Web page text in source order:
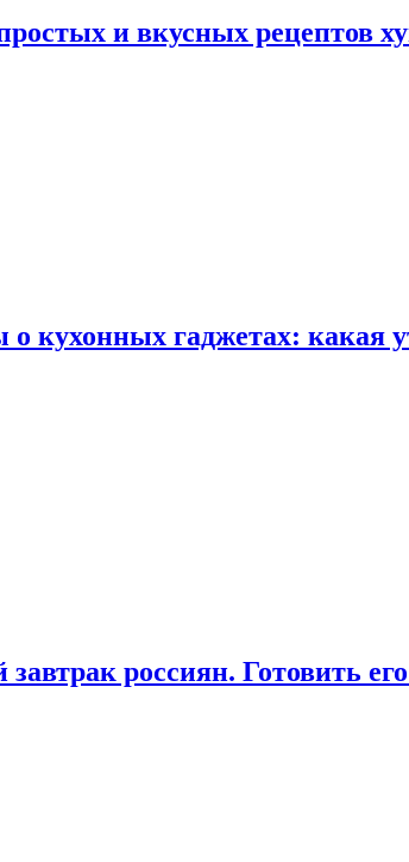
и вкусных рецептов
кухонных гаджетах: какая
россиян. Готовить